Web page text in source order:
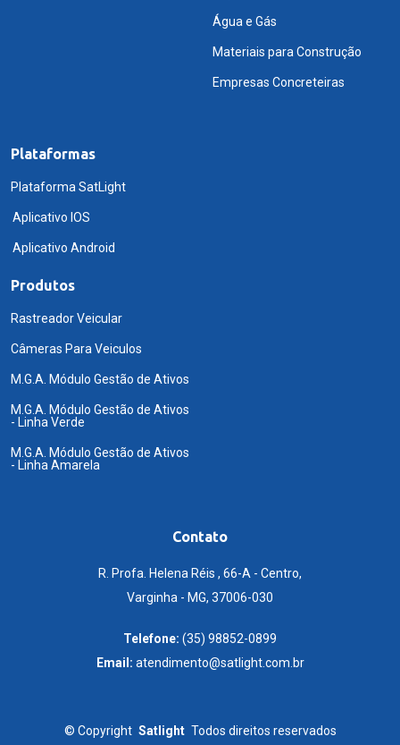
Água e Gás
Materiais para Construção
Empresas Concreteiras
Plataformas
Plataforma SatLight
Aplicativo IOS
Aplicativo Android
Produtos
Rastreador Veicular
Câmeras Para Veiculos
M.G.A. Módulo Gestão de Ativos
M.G.A. Módulo Gestão de Ativos
- Linha Verde
M.G.A. Módulo Gestão de Ativos
- Linha Amarela
Contato
R. Profa. Helena Réis , 66-A - Centro,
Varginha - MG, 37006-030
Telefone: (35) 98852-0899
Email: atendimento@satlight.com.br
© Copyright Satlight Todos direitos reservados